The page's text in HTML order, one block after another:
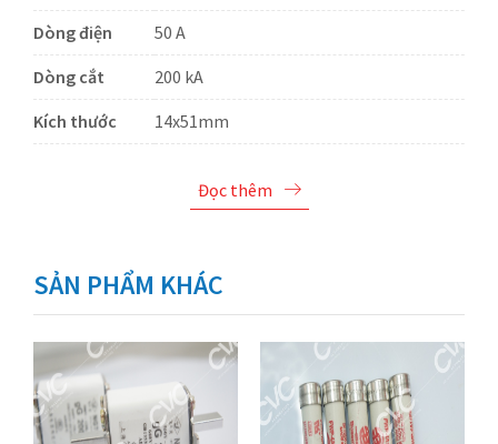
Dòng điện
50 A
Dòng cắt
200 kA
Kích thước
14x51mm
Đọc thêm
SẢN PHẨM KHÁC